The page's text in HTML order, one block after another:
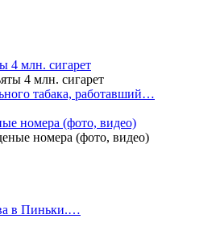
4 млн. сигарет
табака, работавший…
номера (фото, видео)
в Пиньки.…